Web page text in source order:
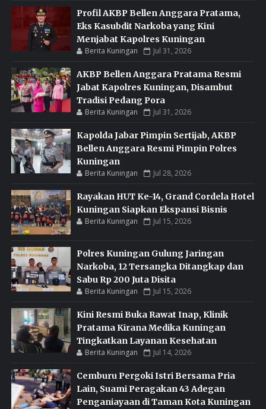
Profil AKBP Bellen Anggara Pratama,
Eks Kasubdit Narkoba yang Kini
Menjabat Kapolres Kuningan
Berita Kuningan Jul 31, 2026
AKBP Bellen Anggara Pratama Resmi
Jabat Kapolres Kuningan, Disambut
Tradisi Pedang Pora
Berita Kuningan Jul 31, 2026
Kapolda Jabar Pimpin Sertijab, AKBP
Bellen Anggara Resmi Pimpin Polres
Kuningan
Berita Kuningan Jul 28, 2026
Rayakan HUT Ke-14, Grand Cordela Hotel
Kuningan Siapkan Ekspansi Bisnis
Berita Kuningan Jul 15, 2026
Polres Kuningan Gulung Jaringan
Narkoba, 12 Tersangka Ditangkap dan
Sabu Rp 200 Juta Disita
Berita Kuningan Jul 15, 2026
Kini Resmi Buka Rawat Inap, Klinik
Pratama Kirana Medika Kuningan
Tingkatkan Layanan Kesehatan
Berita Kuningan Jul 14, 2026
Cemburu Pergoki Istri Bersama Pria
Lain, Suami Peragakan 43 Adegan
Penganiayaan di Taman Kota Kuningan